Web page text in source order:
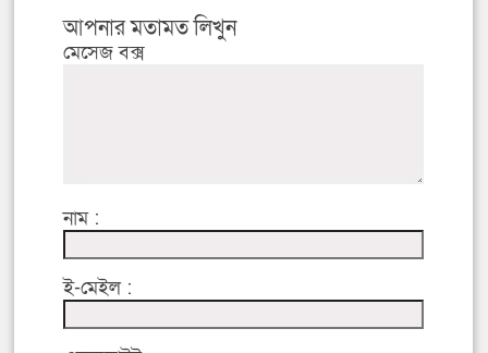
আপনার মতামত লিখুন
মেসেজ বক্স
নাম :
ই-মেইল :